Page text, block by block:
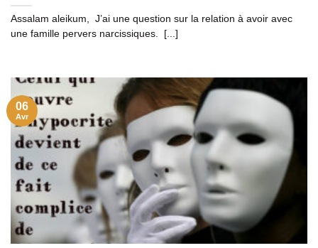
Assalam aleikum, J’ai une question sur la relation à avoir avec
une famille pervers narcissiques. [...]
06
Avr